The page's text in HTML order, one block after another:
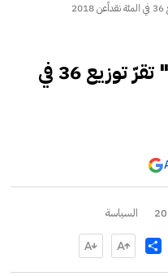
عمومية "الخليج للتأمين" تقرّ توزيع 36 في
السياسة
Share